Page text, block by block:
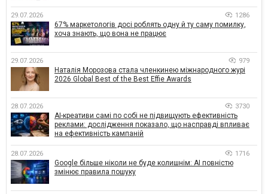
29.07.2026 1286
67% маркетологів досі роблять одну й ту саму помилку,
хоча знають, що вона не працює
29.07.2026 979
Наталія Морозова стала членкинею міжнародного журі
2026 Global Best of the Best Effie Awards
28.07.2026 3730
AI-креативи самі по собі не підвищують ефективність
реклами: дослідження показало, що насправді впливає
на ефективність кампаній
28.07.2026 1716
Google більше ніколи не буде колишнім: AI повністю
змінює правила пошуку